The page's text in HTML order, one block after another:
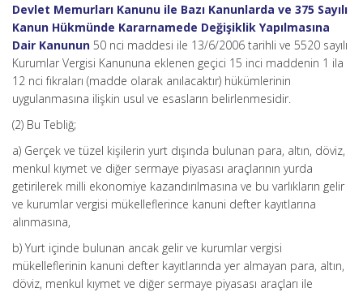
Devlet Memurları Kanunu ile Bazı Kanunlarda ve 375 Sayılı
Kanun Hükmünde Kararnamede Değişiklik Yapılmasına
Dair Kanunun 50 nci maddesi ile 13/6/2006 tarihli ve 5520 sayılı
Kurumlar Vergisi Kanununa eklenen geçici 15 inci maddenin 1 ila
12 nci fıkraları (madde olarak anılacaktır) hükümlerinin
uygulanmasına ilişkin usul ve esasların belirlenmesidir.
(2) Bu Tebliğ;
a) Gerçek ve tüzel kişilerin yurt dışında bulunan para, altın, döviz,
menkul kıymet ve diğer sermaye piyasası araçlarının yurda
getirilerek milli ekonomiye kazandırılmasına ve bu varlıkların gelir
ve kurumlar vergisi mükelleflerince kanuni defter kayıtlarına
alınmasına,
b) Yurt içinde bulunan ancak gelir ve kurumlar vergisi
mükelleflerinin kanuni defter kayıtlarında yer almayan para, altın,
döviz, menkul kıymet ve diğer sermaye piyasası araçları ile